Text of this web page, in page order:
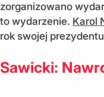
zorganizowano
to wydarzenie. Karol
rok swojej
Sawicki: